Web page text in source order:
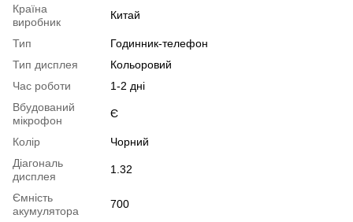
Країна
виробник
Китай
Тип
Годинник-телефон
Тип дисплея
Кольоровий
Час роботи
1-2 дні
Вбудований
мікрофон
Є
Колір
Чорний
Діагональ
дисплея
1.32
Ємність
акумулятора
700